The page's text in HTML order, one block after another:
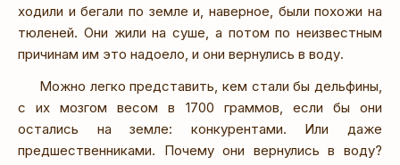
ходили и бегали по земле и, наверное, были похожи на
тюленей. Они жили на суше, а потом по неизвестным
причинам им это надоело, и они вернулись в воду.
Можно легко представить, кем стали бы дельфины,
с их мозгом весом в 1700 граммов, если бы они
остались на земле: конкурентами. Или даже
предшественниками. Почему они вернулись в воду?